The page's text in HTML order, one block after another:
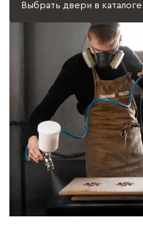
Выбрать двери в каталоге